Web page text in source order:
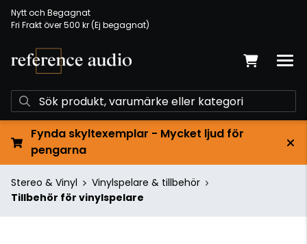
Nytt och Begagnat
Fri Frakt över 500 kr (Ej begagnat)
Fynda skyltexemplar - Mycket ljud för
pengarna
Stereo & Vinyl
Vinylspelare & tillbehör
Tillbehör för vinylspelare